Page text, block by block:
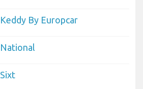
Keddy By Europcar
National
Sixt